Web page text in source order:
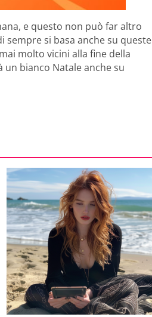
e questo non può far altro
sempre si basa anche su queste
molto vicini alla fine della
un bianco Natale anche su